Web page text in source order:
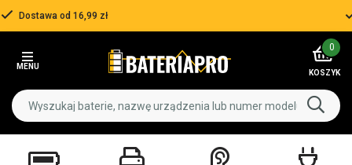
MENU
0
KOSZYK